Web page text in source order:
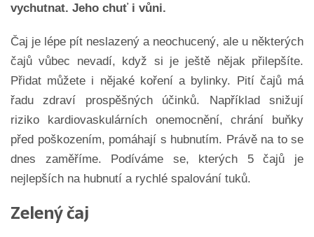
vychutnat. Jeho chuť i vůni.
Čaj je lépe pít neslazený a neochucený, ale u některých
čajů vůbec nevadí, když si je ještě nějak přilepšíte.
Přidat můžete i nějaké koření a bylinky. Pití čajů má
řadu zdraví prospěšných účinků. Například snižují
riziko kardiovaskulárních onemocnění, chrání buňky
před poškozením, pomáhají s hubnutím. Právě na to se
dnes zaměříme. Podíváme se, kterých 5 čajů je
nejlepších na hubnutí a rychlé spalování tuků.
Zelený čaj